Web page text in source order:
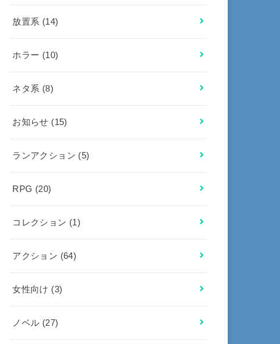
放置系 (14)
ホラー (10)
ネタ系 (8)
お知らせ (15)
ランアクション (5)
RPG (20)
コレクション (1)
アクション (64)
女性向け (3)
ノベル (27)